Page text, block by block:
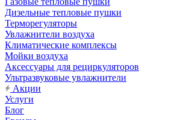
Дизельные тепловые пушки
Терморегуляторы
Увлажнители воздуха
Климатические комплексы
Мойки воздуха
Аксессуары для рециркуляторов
Ультразвуковые увлажнители
Акции
Услуги
Блог